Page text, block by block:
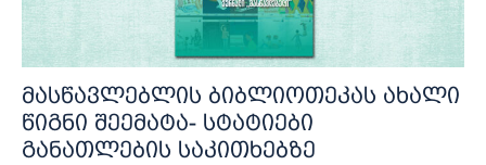
მასწავლებლის ბიბლიოთეკას ახალი
წიგნი შეემატა- სტატიები
განათლების საკითხებზე